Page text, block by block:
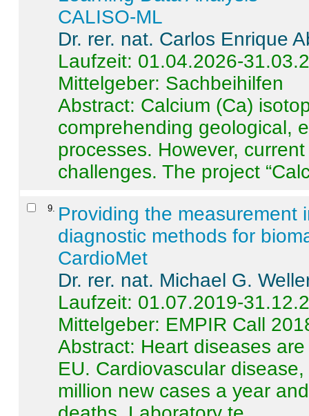
CALISO-ML
Dr. rer. nat. Carlos Enrique
Laufzeit: 01.04.2026-
Mittelgeber: Sachbeihilfen
Abstract: Calcium (Ca)
comprehending geological,
processes. However,
challenges. The project
9
Providing the measurement
diagnostic methods for
CardioMet
Dr. rer. nat. Michael G.
Laufzeit: 01.07.2019-
Mittelgeber: EMPIR Call
Abstract: Heart diseases
EU. Cardiovascular
million new cases a year